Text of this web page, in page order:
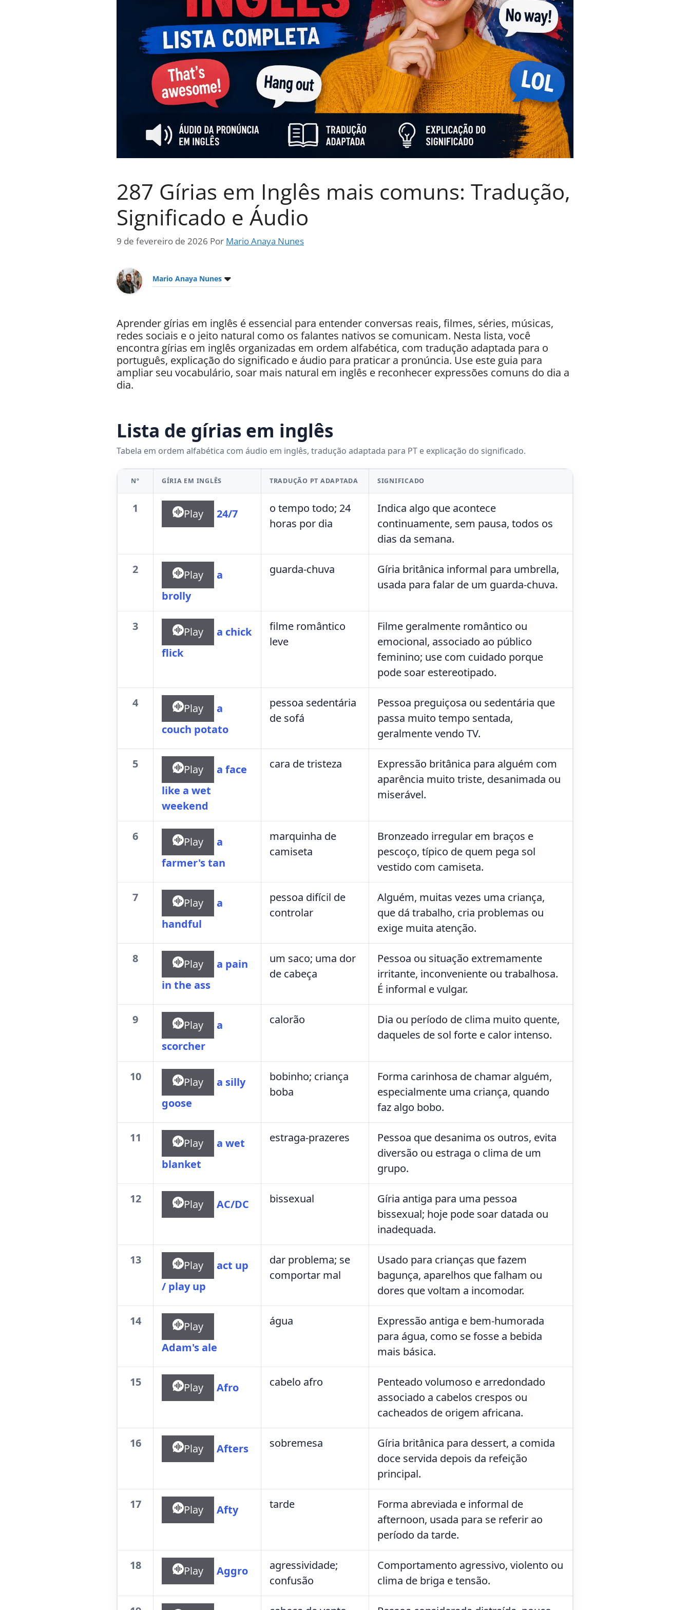
287 Gírias em Inglês mais comuns: Tradução,
Significado e Áudio
9 de fevereiro de 2026 Por Mario Anaya Nunes
Mario Anaya Nunes
Aprender gírias em inglês é essencial para entender conversas reais, filmes, séries, músicas,
redes sociais e o jeito natural como os falantes nativos se comunicam. Nesta lista, você
encontra gírias em inglês organizadas em ordem alfabética, com tradução adaptada para o
português, explicação do significado e áudio para praticar a pronúncia. Use este guia para
ampliar seu vocabulário, soar mais natural em inglês e reconhecer expressões comuns do dia a
dia.
Lista de gírias em inglês
Tabela em ordem alfabética com áudio em inglês, tradução adaptada para PT e explicação do significado.
Nº GÍRIA EM INGLÊS TRADUÇÃO PT ADAPTADA SIGNIFICADO
1 Play 24/7
o tempo todo; 24
horas por dia
Indica algo que acontece
continuamente, sem pausa, todos os
dias da semana.
2 Play
a
brolly
guarda-chuva
Gíria britânica informal para umbrella,
usada para falar de um guarda-chuva.
3 Play
a chick
flick
filme romântico
leve
Filme geralmente romântico ou
emocional, associado ao público
feminino; use com cuidado porque
pode soar estereotipado.
4 Play
a
couch potato
pessoa sedentária
de sofá
Pessoa preguiçosa ou sedentária que
passa muito tempo sentada,
geralmente vendo TV.
5 Play
a face
like a wet
weekend
cara de tristeza
Expressão britânica para alguém com
aparência muito triste, desanimada ou
miserável.
6 Play
a
farmer's tan
marquinha de
camiseta
Bronzeado irregular em braços e
pescoço, típico de quem pega sol
vestido com camiseta.
7 Play
a
handful
pessoa difícil de
controlar
Alguém, muitas vezes uma criança,
que dá trabalho, cria problemas ou
exige muita atenção.
8 Play
a pain
in the ass
um saco; uma dor
de cabeça
Pessoa ou situação extremamente
irritante, inconveniente ou trabalhosa.
É informal e vulgar.
9 Play
a
scorcher
calorão
Dia ou período de clima muito quente,
daqueles de sol forte e calor intenso.
10 Play
a silly
goose
bobinho; criança
boba
Forma carinhosa de chamar alguém,
especialmente uma criança, quando
faz algo bobo.
11 Play
a wet
blanket
estraga-prazeres
Pessoa que desanima os outros, evita
diversão ou estraga o clima de um
grupo.
12 Play AC/DC bissexual
Gíria antiga para uma pessoa
bissexual; hoje pode soar datada ou
inadequada.
13 Play
act up
/ play up
dar problema; se
comportar mal
Usado para crianças que fazem
bagunça, aparelhos que falham ou
dores que voltam a incomodar.
14
Play
Adam's ale
água
Expressão antiga e bem-humorada
para água, como se fosse a bebida
mais básica.
15 Play Afro cabelo afro
Penteado volumoso e arredondado
associado a cabelos crespos ou
cacheados de origem africana.
16 Play Afters sobremesa
Gíria britânica para dessert, a comida
doce servida depois da refeição
principal.
17 Play Afty tarde
Forma abreviada e informal de
afternoon, usada para se referir ao
período da tarde.
18 Play Aggro
agressividade;
confusão
Comportamento agressivo, violento ou
clima de briga e tensão.